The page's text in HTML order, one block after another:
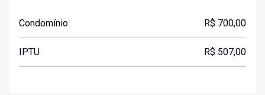
Condomínio R$ 700,00
IPTU R$ 507,00